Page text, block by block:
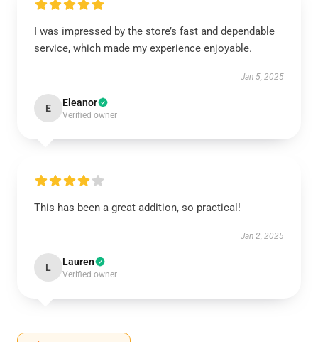
I was impressed by the store’s fast and dependable
service, which made my experience enjoyable.
Jan 5, 2025
E Eleanor
Verified owner
This has been a great addition, so practical!
Jan 2, 2025
L Lauren
Verified owner